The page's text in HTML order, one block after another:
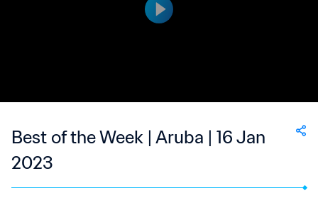
Best of the Week | Aruba | 16 Jan
2023